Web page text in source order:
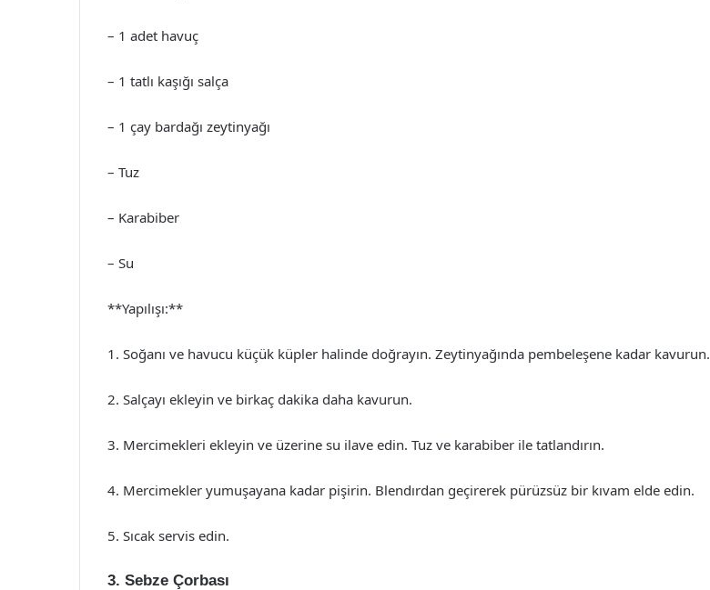
– 1 adet havuç
– 1 tatlı kaşığı salça
– 1 çay bardağı zeytinyağı
– Tuz
– Karabiber
– Su
**Yapılışı:**
1. Soğanı ve havucu küçük küpler halinde doğrayın. Zeytinyağında pembeleşene kadar kavurun.
2. Salçayı ekleyin ve birkaç dakika daha kavurun.
3. Mercimekleri ekleyin ve üzerine su ilave edin. Tuz ve karabiber ile tatlandırın.
4. Mercimekler yumuşayana kadar pişirin. Blendırdan geçirerek pürüzsüz bir kıvam elde edin.
5. Sıcak servis edin.
3. Sebze Çorbası